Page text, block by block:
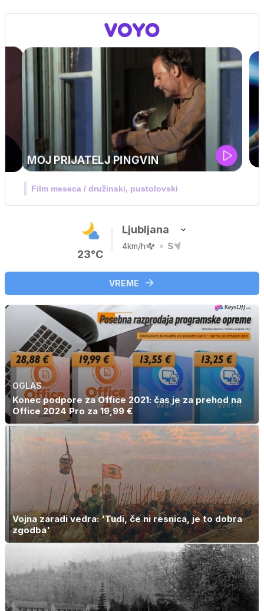
UEFA SUPERPOKAL
V živo na VOYO: sreda ob 20.30
23°C
Ljubljana
4km/h S
VREME
OGLAS
Konec podpore za Office 2021: čas je za prehod na
Office 2024 Pro za 19,99 €
Vojna zaradi vedra: 'Tudi, če ni resnica, je to dobra
zgodba'